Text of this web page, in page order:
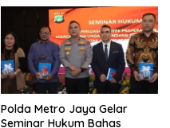
Penyelundupan Harley-
Davidson Bekas.
Polda Metro Jaya Gelar
Seminar Hukum Bahas